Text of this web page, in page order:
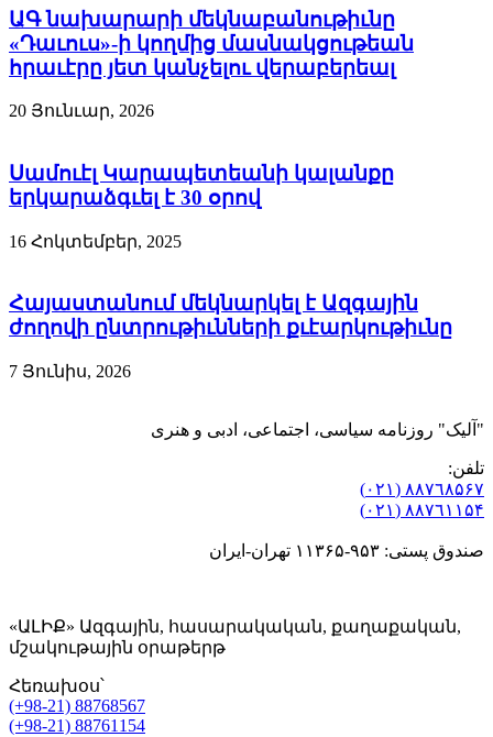
ԱԳ նախարարի մեկնաբանութիւնը
«Դաւուս»-ի կողմից մասնակցութեան
հրաւէրը յետ կանչելու վերաբերեալ
20 Յունւար, 2026
Սամուէլ Կարապետեանի կալանքը
երկարաձգւել է 30 օրով
16 Հոկտեմբեր, 2025
Հայաստանում մեկնարկել է Ազգային
ժողովի ընտրութիւնների քւէարկութիւնը
7 Յունիս, 2026
"آلیک" روزنامه سیاسی، اجتماعی، ادبی و هنری
تلفن:
٨۸٧٦٨۵۶۷ (٠٢١)
٨۸٧٦۱۱۵۴ (٠٢١)
صندوق پستی: ۹۵۳-۱۱۳۶۵ تهران-ایران
«ԱԼԻՔ» Ազգային, հասարակական, քաղաքական,
մշակութային օրաթերթ
Հեռախօս՝
(+98-21) 88768567
(+98-21) 88761154